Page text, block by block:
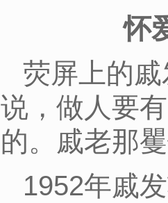
怀
荧屏上的
说，做人要
的。戚老那
1952年戚